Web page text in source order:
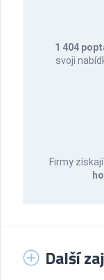
1 404
svoji
Firmy
Další